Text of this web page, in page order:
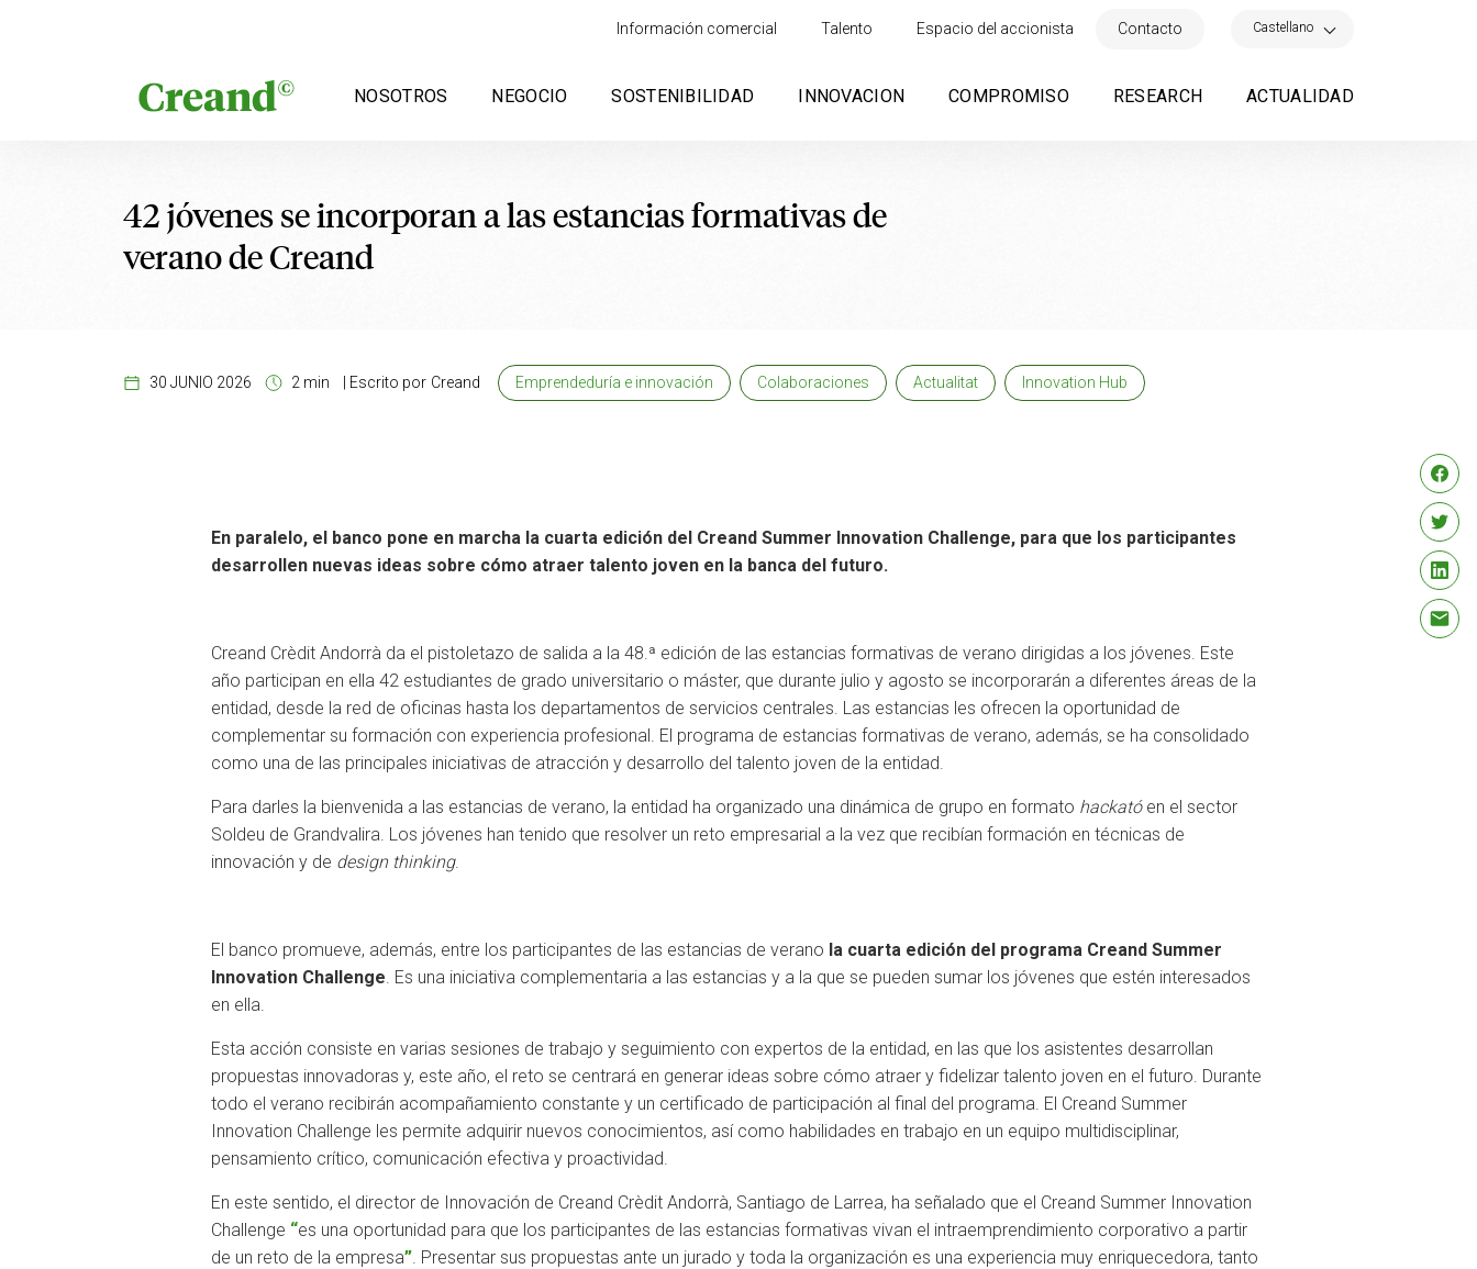
Información comercial Talento Espacio del accionista Contacto Castellano
NOSOTROS NEGOCIO SOSTENIBILIDAD INNOVACION COMPROMISO RESEARCH ACTUALIDAD
42 jóvenes se incorporan a las estancias formativas de
verano de Creand
30 JUNIO 2026 2 min Escrito por Creand Emprendeduría e innovación Colaboraciones Actualitat Innovation Hub
En paralelo, el banco pone en marcha la cuarta edición del Creand Summer Innovation Challenge, para que los participantes
desarrollen nuevas ideas sobre cómo atraer talento joven en la banca del futuro.
Creand Crèdit Andorrà da el pistoletazo de salida a la 48.ª edición de las estancias formativas de verano dirigidas a los jóvenes. Este
año participan en ella 42 estudiantes de grado universitario o máster, que durante julio y agosto se incorporarán a diferentes áreas de la
entidad, desde la red de oficinas hasta los departamentos de servicios centrales. Las estancias les ofrecen la oportunidad de
complementar su formación con experiencia profesional. El programa de estancias formativas de verano, además, se ha consolidado
como una de las principales iniciativas de atracción y desarrollo del talento joven de la entidad.
Para darles la bienvenida a las estancias de verano, la entidad ha organizado una dinámica de grupo en formato hackatóen el sector
Soldeu de Grandvalira. Los jóvenes han tenido que resolver un reto empresarial a la vez que recibían formación en técnicas de
innovación y de design thinking.
El banco promueve, además, entre los participantes de las estancias de verano la cuarta edición del programa Creand Summer
Innovation Challenge. Es una iniciativa complementaria a las estancias y a la que se pueden sumar los jóvenes que estén interesados
en ella.
Esta acción consiste en varias sesiones de trabajo y seguimiento con expertos de la entidad, en las que los asistentes desarrollan
propuestas innovadoras y, este año, el reto se centrará en generar ideas sobre cómo atraer y fidelizar talento joven en el futuro. Durante
todo el verano recibirán acompañamiento constante y un certificado de participación al final del programa. El Creand Summer
Innovation Challenge les permite adquirir nuevos conocimientos, así como habilidades en trabajo en un equipo multidisciplinar,
pensamiento crítico, comunicación efectiva y proactividad.
En este sentido, el director de Innovación de Creand Crèdit Andorrà, Santiago de Larrea, ha señalado que el Creand Summer Innovation
Challenge “es una oportunidad para que los participantes de las estancias formativas vivan el intraemprendimiento corporativo a partir
de un reto de la empresa”. Presentar sus propuestas ante un jurado y toda la organización es una experiencia muy enriquecedora, tanto